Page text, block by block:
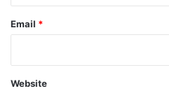
Email *
Website